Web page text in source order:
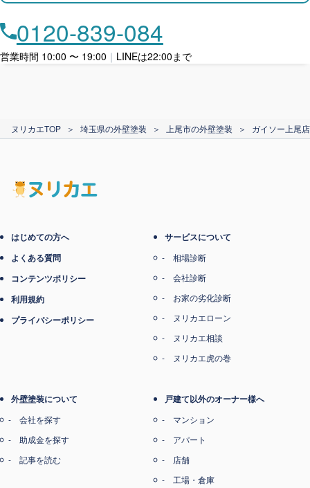
ローン利用
カード支払い
0120-839-084
営業時間 10:00 〜 19:00 ｜ LINEは22:00まで
ヌリカエTOP ＞ 埼玉県の外壁塗装 ＞ 上尾市の外壁塗装 ＞ ガイソー上尾
はじめての方へ
よくある質問
コンテンツポリシー
利用規約
プライバシーポリシー
サービスについて
相場診断
会社診断
お家の劣化診断
ヌリカエローン
ヌリカエ相談
ヌリカエ虎の巻
外壁塗装について
会社を探す
助成金を探す
記事を読む
戸建て以外のオーナー様へ
マンション
アパート
店舗
工場・倉庫